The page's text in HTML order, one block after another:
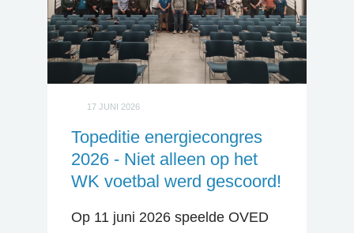
17 JUNI 2026
Topeditie energiecongres
2026 - Niet alleen op het
WK voetbal werd gescoord!
Op 11 juni 2026 speelde OVED